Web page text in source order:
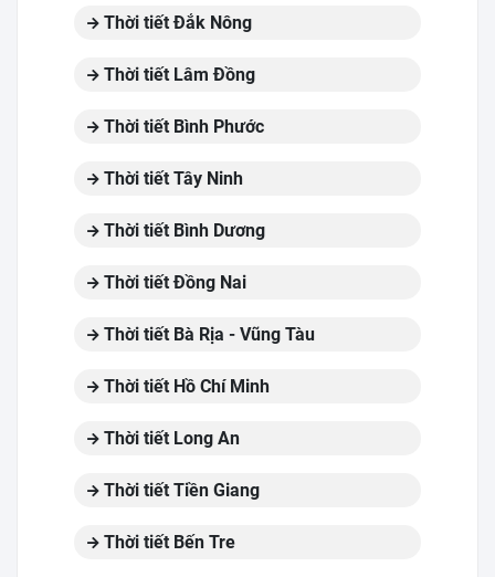
Thời tiết Đắk Nông
Thời tiết Lâm Đồng
Thời tiết Bình Phước
Thời tiết Tây Ninh
Thời tiết Bình Dương
Thời tiết Đồng Nai
Thời tiết Bà Rịa - Vũng Tàu
Thời tiết Hồ Chí Minh
Thời tiết Long An
Thời tiết Tiền Giang
Thời tiết Bến Tre